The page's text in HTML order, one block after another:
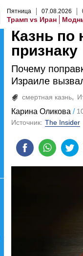
Пятница 07.08.2026
Трамп vs Иран
Казнь по
признаку
Почему
Израиле
смертная казнь
Карина Оликова
Источник: The Insider